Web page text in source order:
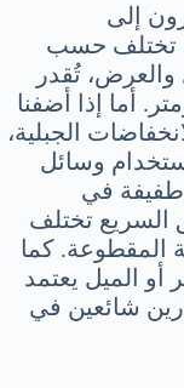
إلى
تختلف حسب
تُقدر
بحوالي 300 كيلومتر. أما إذا أضفنا
الجبلية،
وسائل
طفيفة في
السريع تختلف
المقطوعة. كما
أو الميل يعتمد
شائعين في